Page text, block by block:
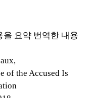
요약 번역한 내용
of the Accused Is